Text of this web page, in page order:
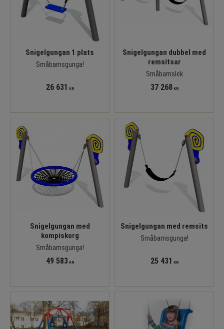
Snigelgungan 1 plats
Småbarnsgunga!
26 631 KR
Snigelgungan dubbel med
remsitsar
Småbarnslek
37 268 KR
Snigelgungan med
kompiskorg
Småbarnsgunga!
49 583 KR
Snigelgungan med remsits
Småbarnsgunga!
25 431 KR